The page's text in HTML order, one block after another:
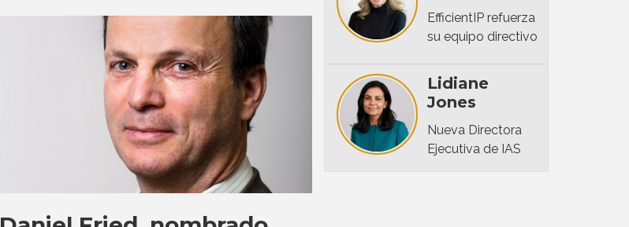
EfficientIP refuerza
su equipo directivo
Lidiane
Jones
Nueva Directora
Ejecutiva de IAS